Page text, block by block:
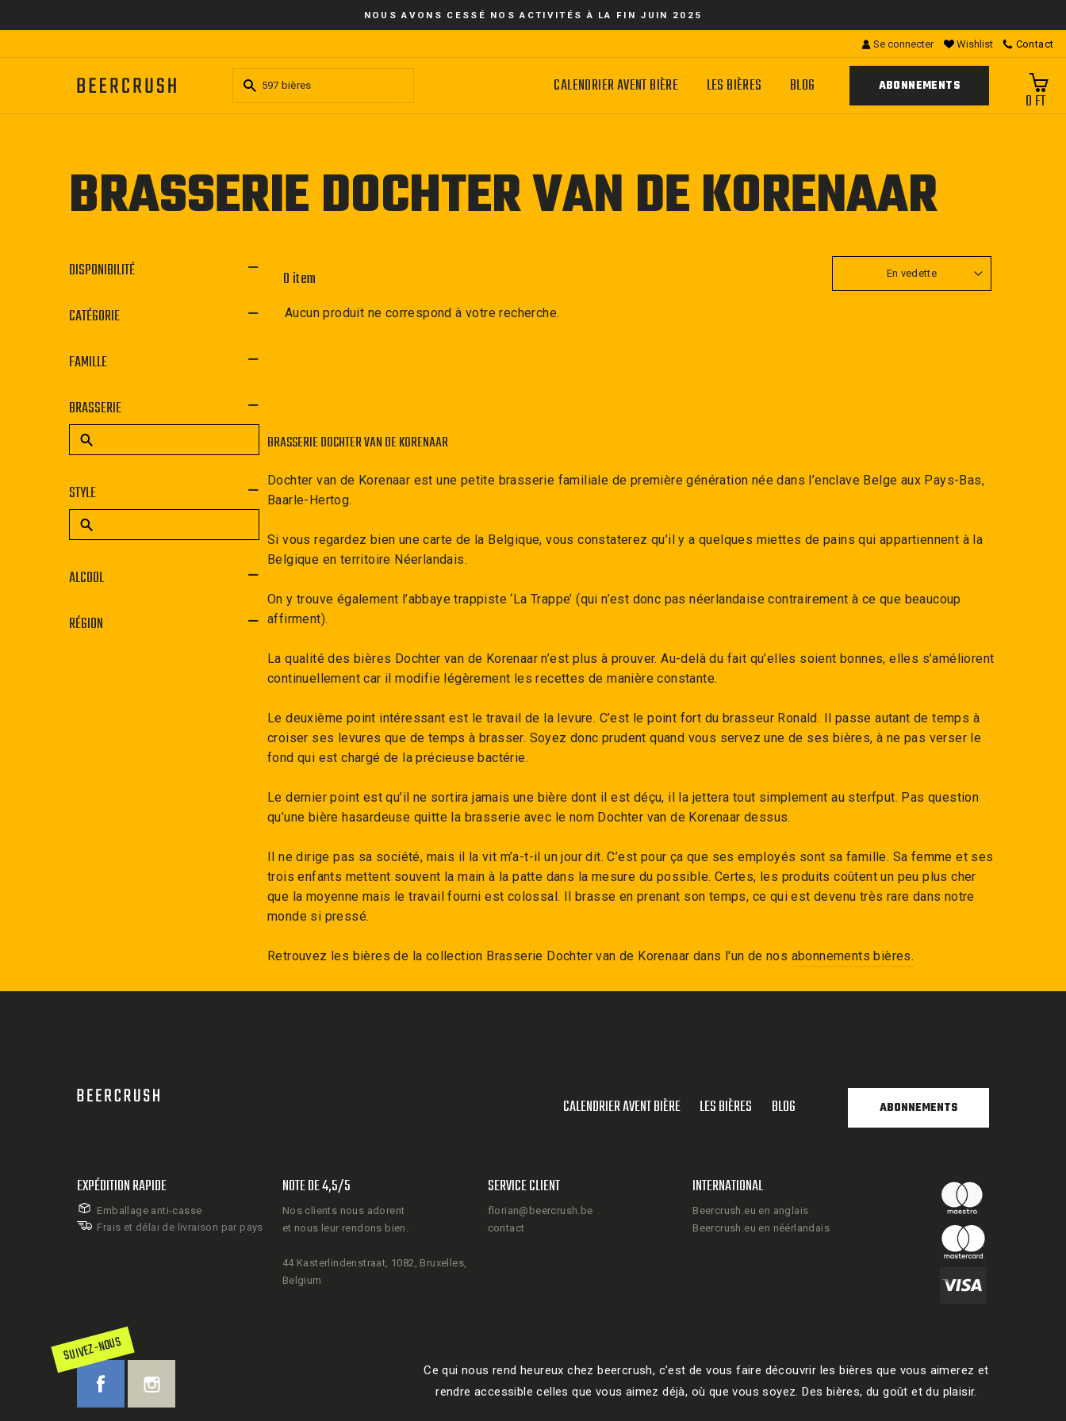
au
NOUS AVONS CESSÉ NOS ACTIVITÉS À LA FIN JUIN 2025
Se connecter Wishlist Contact
CALENDRIER AVENT BIÈRE LES BIÈRES BLOG ABONNEMENTS
0 FT
BRASSERIE DOCHTER VAN DE KORENAAR
DISPONIBILITÉ
CATÉGORIE
FAMILLE
BRASSERIE
STYLE
ALCOOL
RÉGION
0 item
Aucun produit ne correspond à votre recherche.
BRASSERIE DOCHTER VAN DE KORENAAR
Dochter van de Korenaar est une petite brasserie familiale de première génération née dans l’enclave Belge aux Pays-Bas,
Baarle-Hertog.
Si vous regardez bien une carte de la Belgique, vous constaterez qu’il y a quelques miettes de pains qui appartiennent à la
Belgique en territoire Néerlandais.
On y trouve également l’abbaye trappiste ‘La Trappe’ (qui n’est donc pas néerlandaise contrairement à ce que beaucoup
affirment).
La qualité des bières Dochter van de Korenaar n’est plus à prouver. Au-delà du fait qu’elles soient bonnes, elles s’améliorent
continuellement car il modifie légèrement les recettes de manière constante.
Le deuxième point intéressant est le travail de la levure. C’est le point fort du brasseur Ronald. Il passe autant de temps à
croiser ses levures que de temps à brasser. Soyez donc prudent quand vous servez une de ses bières, à ne pas verser le
fond qui est chargé de la précieuse bactérie.
Le dernier point est qu’il ne sortira jamais une bière dont il est déçu, il la jettera tout simplement au sterfput. Pas question
qu’une bière hasardeuse quitte la brasserie avec le nom Dochter van de Korenaar dessus.
Il ne dirige pas sa société, mais il la vit m’a-t-il un jour dit. C’est pour ça que ses employés sont sa famille. Sa femme et ses
trois enfants mettent souvent la main à la patte dans la mesure du possible. Certes, les produits coûtent un peu plus cher
que la moyenne mais le travail fourni est colossal. Il brasse en prenant son temps, ce qui est devenu très rare dans notre
monde si pressé.
Retrouvez les bières de la collection Brasserie Dochter van de Korenaar dans l'un de nos abonnements bières.
CALENDRIER AVENT BIÈRE LES BIÈRES BLOG ABONNEMENTS
EXPÉDITION RAPIDE
Emballage anti-casse
Frais et délai de livraison par pays
NOTE DE 4,5/5
Nos clients nous adorent
et nous leur rendons bien.
44 Kasterlindenstraat, 1082, Bruxelles,
Belgium
SERVICE CLIENT
florian@beercrush.be
contact
INTERNATIONAL
Beercrush.eu en anglais
Beercrush.eu en néérlandais
SUIVEZ-NOUS
Ce qui nous rend heureux chez beercrush, c’est de vous faire découvrir les bières que vous aimerez et
rendre accessible celles que vous aimez déjà, où que vous soyez. Des bières, du goût et du plaisir.